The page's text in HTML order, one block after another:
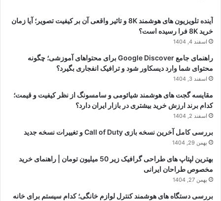
آینده تلویزیون های هوشمند 8K و تاثیر واقعی آن بر کیفیت تصویر؛ آیا زمان
خرید 8K فرا رسیده است؟
اسفند 4, 1404
راهنمای جامع Google Discover برای محتواهای آموزشی؛ چگونه
محتوای شما وارد دیسکاور شود و ترافیک انفجاری بگیرد؟
اسفند 3, 1404
مقایسه گجت های هوشمند شیائومی و سامسونگ از نظر کیفیت و قیمت؛
کدام برند ارزش خرید بیشتری در بازار ایران دارد؟
اسفند 2, 1404
بررسی کامل آخرین نسخه بازی Call of Duty و تغییرات نسخه جدید
بهمن 29, 1404
بهترین لپتاپ های طراحی گرافیک زیر 50 میلیون تومان | راهنمای خرید
مخصوص طراحان ایرانی
بهمن 27, 1404
بررسی دستگاه های هوشمند کنترل لوازم خانگی؛ کدام سیستم برای خانه